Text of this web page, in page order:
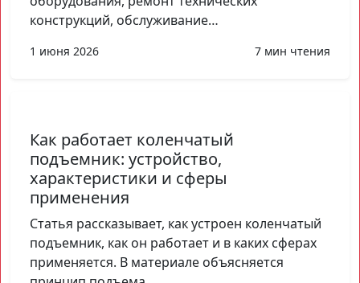
конструкций, обслуживание…
1 июня 2026 7 мин чтения
Как работает коленчатый
подъемник: устройство,
характеристики и сферы
применения
Статья рассказывает, как устроен коленчатый
подъемник, как он работает и в каких сферах
применяется. В материале объясняется